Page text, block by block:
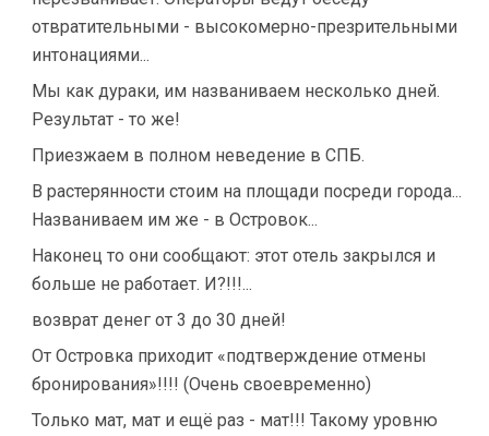
отвратительными - высокомерно-презрительными
интонациями...
Мы как дураки, им названиваем несколько дней.
Результат - то же!
Приезжаем в полном неведение в СПБ.
В растерянности стоим на площади посреди города...
Названиваем им же - в Островок...
Наконец то они сообщают: этот отель закрылся и
больше не работает. И?!!!...
возврат денег от 3 до 30 дней!
От Островка приходит «подтверждение отмены
бронирования»!!!! (Очень своевременно)
Только мат, мат и ещё раз - мат!!! Такому уровню